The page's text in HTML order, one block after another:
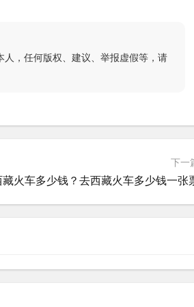
，任何版权、建议、举报虚假等，请
下一
火车多少钱？去西藏火车多少钱一张